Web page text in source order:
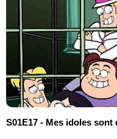
S01E17 - Mes idoles sont